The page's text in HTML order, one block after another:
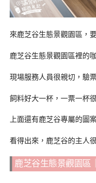
來鹿芝谷生態景觀園區，
鹿芝谷生態景觀園區裡的
現場服務人員很親切，驗
飼料好大一杯，一票一杯
上面還有鹿芝谷專屬的圖
看得出來，鹿芝谷的主人
鹿芝谷生態景觀園區